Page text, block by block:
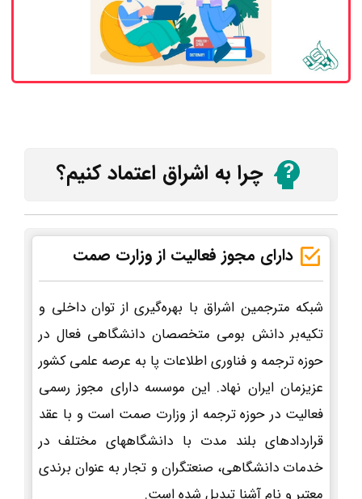
چرا به اشراق اعتماد کنیم؟
دارای مجوز فعالیت از وزارت صمت
شبکه مترجمین اشراق با بهره‌گیری از توان داخلی و
تکیه‌بر دانش بومی متخصصان دانشگاهی فعال در
حوزه ترجمه و فناوری اطلاعات پا به عرصه علمی کشور
عزیزمان ایران نهاد. این موسسه دارای مجوز رسمی
فعالیت در حوزه ترجمه از وزارت صمت است و با عقد
قراردادهای بلند مدت با دانشگاههای مختلف در
خدمات دانشگاهی، صنعتگران و تجار به عنوان برندی
معتبر و نام آشنا تبدیل شده است.